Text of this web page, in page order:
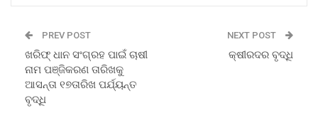
PREV POST
ଖରିଫ୍‍ ଧାନ ସଂଗ୍ରହ ପାଇଁ ଚାଷୀ
ନାମ ପଞ୍ଜିକରଣ ତାରିଖକୁ
ଆସନ୍ତା ୧୭ତାରିଖ ପର୍ଯ୍ୟନ୍ତ
ବୃଦ୍ଧି
NEXT POST
କ୍ଷୀରଦର ବୃଦ୍ଧି